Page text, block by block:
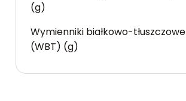
(g)
Wymienniki białkowo-tłuszczowe
(WBT) (g)